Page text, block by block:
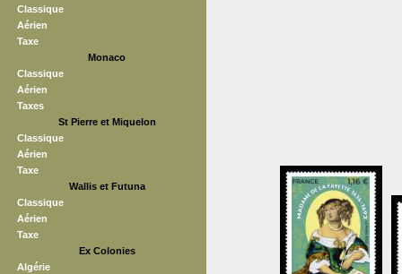
Classique
Aérien
Taxe
Monaco
Classique
Aérien
Taxes
St Pierre et Miquelon
Classique
Aérien
Taxe
Wallis et Futuna
Classique
Aérien
Taxe
Ex Colonies
Algérie